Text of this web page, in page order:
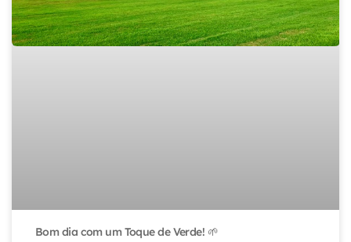
Bom dia com um Toque de Verde! 🌱